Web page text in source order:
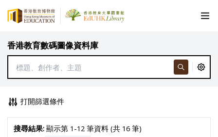
香港教育數碼圖像資料庫
打開篩選條件
搜尋結果:顯示第 1-12 筆資料 (共 16 筆)